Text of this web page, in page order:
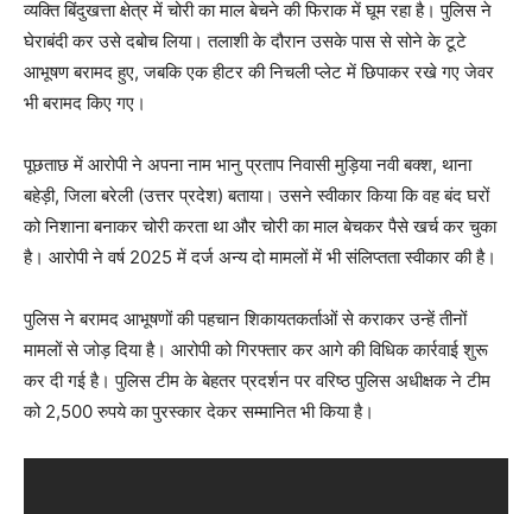
व्यक्ति बिंदुखत्ता क्षेत्र में चोरी का माल बेचने की फिराक में घूम रहा है। पुलिस ने
घेराबंदी कर उसे दबोच लिया। तलाशी के दौरान उसके पास से सोने के टूटे
आभूषण बरामद हुए, जबकि एक हीटर की निचली प्लेट में छिपाकर रखे गए जेवर
भी बरामद किए गए।
पूछताछ में आरोपी ने अपना नाम भानु प्रताप निवासी मुड़िया नवी बक्श, थाना
बहेड़ी, जिला बरेली (उत्तर प्रदेश) बताया। उसने स्वीकार किया कि वह बंद घरों
को निशाना बनाकर चोरी करता था और चोरी का माल बेचकर पैसे खर्च कर चुका
है। आरोपी ने वर्ष 2025 में दर्ज अन्य दो मामलों में भी संलिप्तता स्वीकार की है।
पुलिस ने बरामद आभूषणों की पहचान शिकायतकर्ताओं से कराकर उन्हें तीनों
मामलों से जोड़ दिया है। आरोपी को गिरफ्तार कर आगे की विधिक कार्रवाई शुरू
कर दी गई है। पुलिस टीम के बेहतर प्रदर्शन पर वरिष्ठ पुलिस अधीक्षक ने टीम
को 2,500 रुपये का पुरस्कार देकर सम्मानित भी किया है।